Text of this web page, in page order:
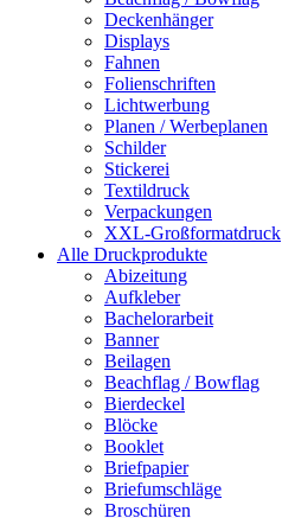
Deckenhänger
Displays
Fahnen
Folienschriften
Lichtwerbung
Planen / Werbeplanen
Schilder
Stickerei
Textildruck
Verpackungen
XXL-Großformatdruck
Alle Druckprodukte
Abizeitung
Aufkleber
Bachelorarbeit
Banner
Beilagen
Beachflag / Bowflag
Bierdeckel
Blöcke
Booklet
Briefpapier
Briefumschläge
Broschüren